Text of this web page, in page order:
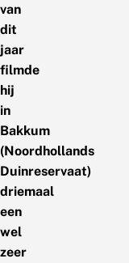
van
dit
jaar
filmde
hij
in
Bakkum
(Noordhollands
Duinreservaat)
driemaal
een
wel
zeer